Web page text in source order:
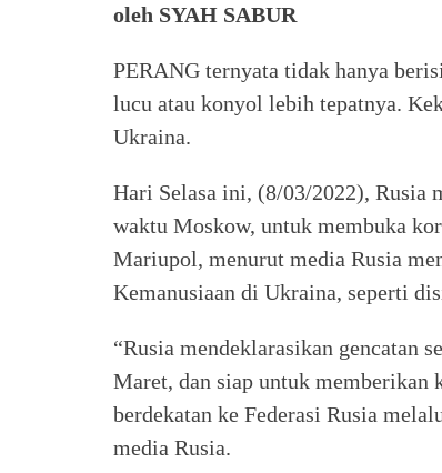
oleh SYAH SABUR
PERANG ternyata tidak hanya
lucu atau konyol lebih tepatnya.
Ukraina.
Hari Selasa ini, (8/03/2022), Rusia
waktu Moskow, untuk membuka
Mariupol, menurut media Rusia
Kemanusiaan di Ukraina, seperti
“Rusia mendeklarasikan gencatan
Maret, dan siap untuk memberikan
berdekatan ke Federasi Rusia
media Rusia.